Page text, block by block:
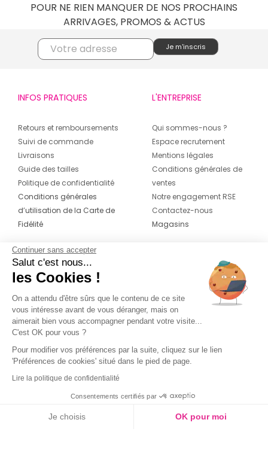
POUR NE RIEN MANQUER DE NOS PROCHAINS
ARRIVAGES, PROMOS & ACTUS
INFOS PRATIQUES
Retours et remboursements
Suivi de commande
Livraisons
Guide des tailles
Politique de confidentialité
Conditions générales
d’utilisation de la Carte de
Fidélité
L'ENTREPRISE
Qui sommes-nous ?
Espace recrutement
Mentions légales
Conditions générales de
ventes
Notre engagement RSE
Contactez-nous
Magasins
CONTACT
04 42 20 78 42
Du lundi au jeudi de 8h30 à 16h30 & le
vendredi de 8h30 à 15h30
Continuer sans accepter
Salut c'est nous...
les Cookies !
On a attendu d'être sûrs que le contenu de ce site
vous intéresse avant de vous déranger, mais on
aimerait bien vous accompagner pendant votre visite...
C'est OK pour vous ?
Pour modifier vos préférences par la suite, cliquez sur le lien
'Préférences de cookies' situé dans le pied de page.
Lire la politique de confidentialité
Consentements certifiés par
Je choisis OK pour moi